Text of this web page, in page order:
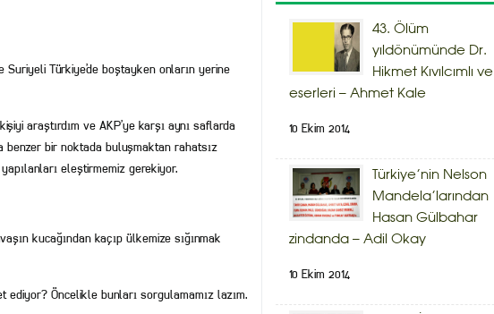
Türkiye’de boştayken onların yerine
araştırdım ve AKP’ye karşı aynı saflarda
benzer bir noktada buluşmaktan rahatsız
eleştirmemiz gerekiyor.
kucağından kaçıp ülkemize sığınmak
Öncelikle bunları sorgulamamız lazım.
43. Ölüm
yıldönümünde Dr.
Hikmet Kıvılcımlı ve
eserleri – Ahmet Kale
10 Ekim 2014
Türkiye’nin Nelson
Mandela’larından
Hasan Gülbahar
zindanda – Adil Okay
10 Ekim 2014